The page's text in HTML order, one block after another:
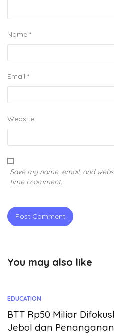
Name *
Email *
Website
Save my name, email, and
time I comment.
You may also like
EDUCATION
BTT Rp50 Miliar
Jebol dan